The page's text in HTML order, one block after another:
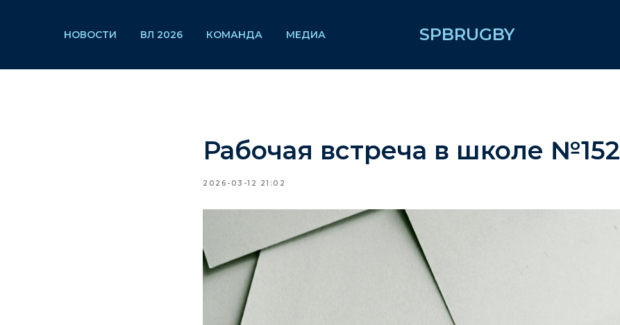
SPBRUGBY
НОВОСТИ ВЛ 2026 КОМАНДА МЕДИА
Рабочая встреча в школе №152
2026-03-12 21:02